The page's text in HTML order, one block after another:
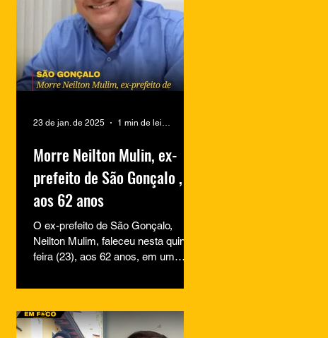
Morre Neilton Mulin, ex-
prefeito de São Gonçalo ,
aos 62 anos
O ex-prefeito de São Gonçalo,
Neilton Mulim, faleceu nesta quinta-
feira (23), aos 62 anos, em um
informação...
23 de jan. de 2025